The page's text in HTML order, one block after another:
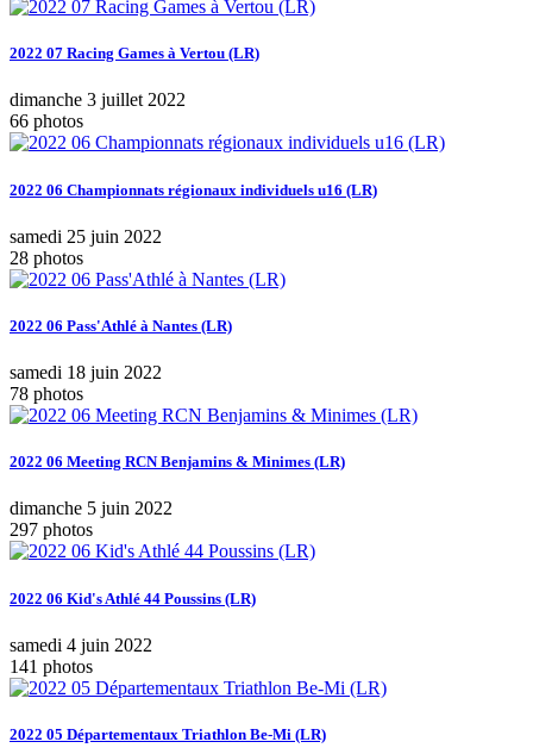
2022 07 Racing Games à Vertou (LR)
dimanche 3 juillet 2022
66 photos
2022 06 Championnats régionaux individuels u16 (LR)
samedi 25 juin 2022
28 photos
2022 06 Pass'Athlé à Nantes (LR)
samedi 18 juin 2022
78 photos
2022 06 Meeting RCN Benjamins & Minimes (LR)
dimanche 5 juin 2022
297 photos
2022 06 Kid's Athlé 44 Poussins (LR)
samedi 4 juin 2022
141 photos
2022 05 Départementaux Triathlon Be-Mi (LR)